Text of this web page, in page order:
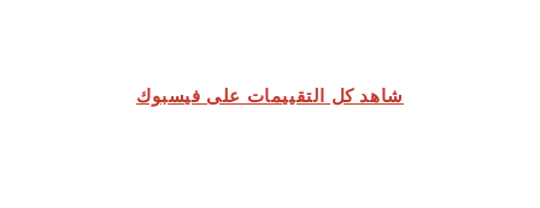
شاهد كل التقييمات على فيسبوك